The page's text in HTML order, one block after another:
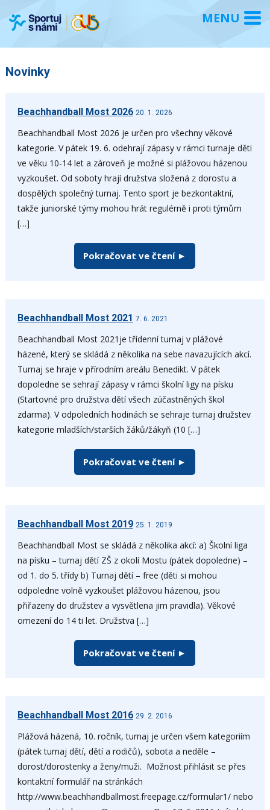
Novinky
Beachhandball Most 2026 20. 1. 2026
Beachhandball Most 2026 je určen pro všechny věkové
kategorie. V pátek 19. 6. odehrají zápasy v rámci turnaje děti
ve věku 10-14 let a zároveň je možné si plážovou házenou
vyzkoušet. Od soboty hrají družstva složená z dorostu a
dospělých společný turnaj. Tento sport je bezkontaktní,
takže juniorské týmy mohou hrát regulérně i proti týmům
[…]
Pokračovat ve čtení ►
Beachhandball Most 2021 7. 6. 2021
Beachhandball Most 2021je třídenní turnaj v plážové
házené, který se skládá z několika na sebe navazujících akcí.
Turnaj se hraje v přírodním areálu Benedikt. V pátek
dopoledne se sehrají zápasy v rámci školní ligy na písku
(Startovné pro družstva dětí všech zúčastněných škol
zdarma). V odpoledních hodinách se sehraje turnaj družstev
kategorie mladších/starších žáků/žákyň (10 […]
Pokračovat ve čtení ►
Beachhandball Most 2019 25. 1. 2019
Beachhandball Most se skládá z několika akcí: a) Školní liga
na písku – turnaj dětí ZŠ z okolí Mostu (pátek dopoledne) –
od 1. do 5. třídy b) Turnaj dětí – free (děti si mohou
odpoledne volně vyzkoušet plážovou házenou, jsou
přiřazeny do družstev a vysvětlena jim pravidla). Věkové
omezení do 14 ti let. Družstva […]
Pokračovat ve čtení ►
Beachhandball Most 2016 29. 2. 2016
Plážová házená, 10. ročník, turnaj je určen všem kategoriím
(pátek turnaj dětí, dětí a rodičů), sobota a neděle –
dorost/dorostenky a ženy/muži. Možnost přihlásit se přes
kontaktní formulář na stránkách
http://www.beachhandballmost.freepage.cz/formular1/ nebo